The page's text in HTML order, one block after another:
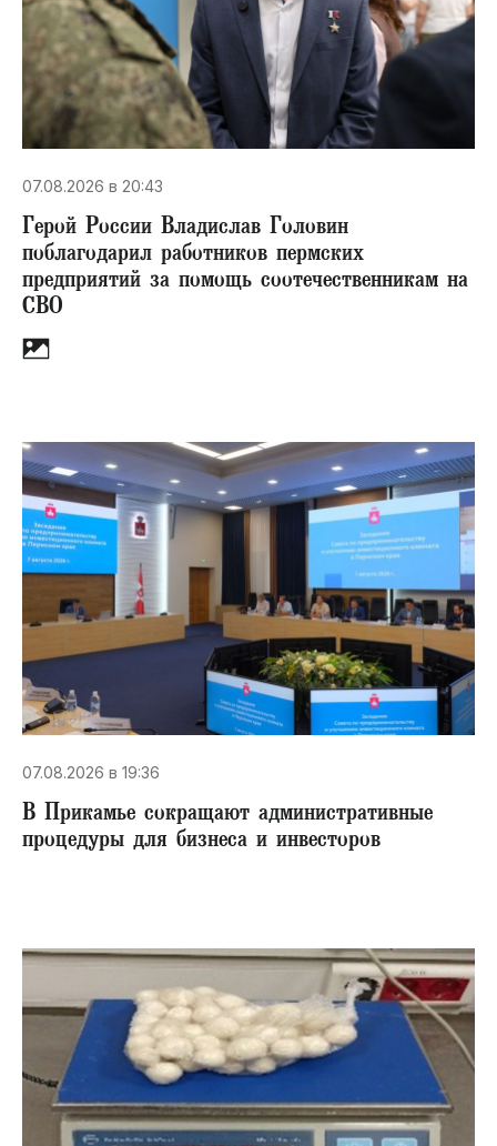
07.08.2026 в 20:43
Герой России Владислав Головин
поблагодарил работников пермских
предприятий за помощь соотечественникам на
СВО
07.08.2026 в 19:36
В Прикамье сокращают административные
процедуры для бизнеса и инвесторов